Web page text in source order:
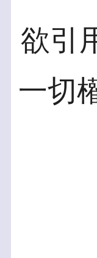
欲引
一切